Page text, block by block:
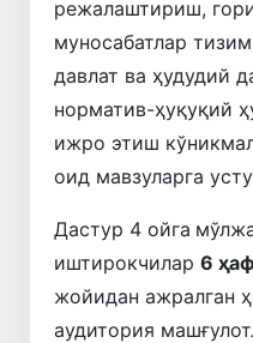
режалаштириш,
муносабатлар
давлат ва ҳудудий
норматив-ҳуқуқий
ижро этиш
оид мавзуларга
Дастур 4 ойга
иштирокчилар 6
жойидан ажралган
аудитория